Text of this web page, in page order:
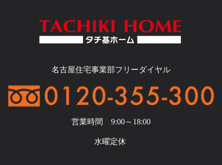
名古屋住宅事業部フリーダイヤル
営業時間 9:00～18:00
水曜定休